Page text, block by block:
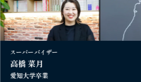
スーパーバイザー
高橋 菜月
愛知大学卒業